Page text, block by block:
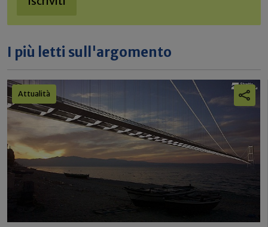
I più letti sull'argomento
Attualità